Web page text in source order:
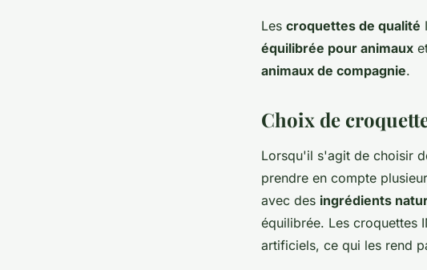
Les croquettes de qualité
équilibrée pour animaux
animaux de compagnie.
Choix de
Lorsqu'il s'agit de choisir
prendre en compte
avec des ingrédients
équilibrée. Les croquettes
artificiels, ce qui les rend